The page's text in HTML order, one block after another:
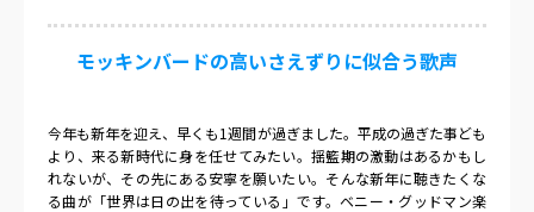
モッキンバードの高いさえずりに似合う歌声
今年も新年を迎え、早くも1週間が過ぎました。平成の過ぎた事ども
より、来る新時代に身を任せてみたい。揺籃期の激動はあるかもし
れないが、その先にある安寧を願いたい。そんな新年に聴きたくな
る曲が「世界は日の出を待っている」です。ベニー・グッドマン楽